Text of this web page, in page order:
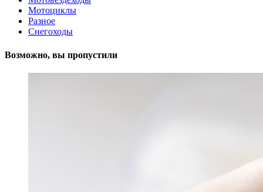
Мотоциклы
Разное
Снегоходы
Возможно, вы пропустили